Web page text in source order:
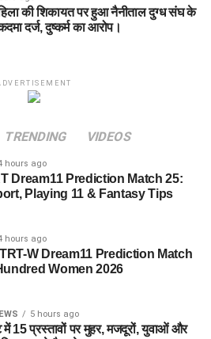
की शिकायत पर हुआ नैनीताल दुग्ध संघ के
दर्ज, दुष्कर्म का आरोप।
TRENDING VIDEOS
hours ago
Dream11 Prediction Match 25:
Playing 11 & Fantasy Tips
hours ago
W Dream11 Prediction Match
Women 2026
5 hours ago
में 15 प्रस्तावों पर मुहर, मजदूरों, युवाओं और